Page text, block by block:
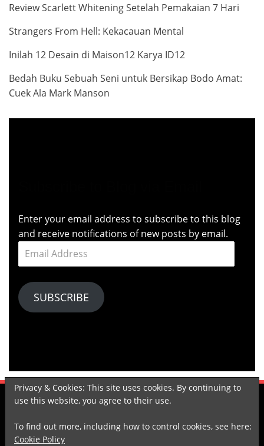
Review Scarlett Whitening Setelah Pemakaian 7 Hari
Strangers From Hell: Kekacauan Mental
Inilah 12 Desain di Maison12 Karya ID12
Bedah Buku Sebuah Seni untuk Bersikap Bodo Amat:
Cuek Ala Mark Manson
Privacy & Cookies: This site uses cookies. By continuing to
use this website, you agree to their use.
To find out more, including how to control cookies, see here:
Cookie Policy
Enter your email address to subscribe to this blog
and receive notifications of new posts by email.
Email
SUBSCRIBE
KOMPASIANA TUMBLR
GOODREADS